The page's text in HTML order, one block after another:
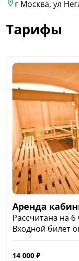
г Москва, ул
Тарифы
Аренда
Рассчитана на 6
Входной билет
14 000 ₽